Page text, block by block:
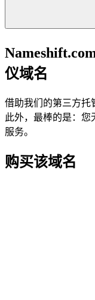
仪域名
借助我们的第三方托
此外，最棒的是：您
服务。
购买该域名